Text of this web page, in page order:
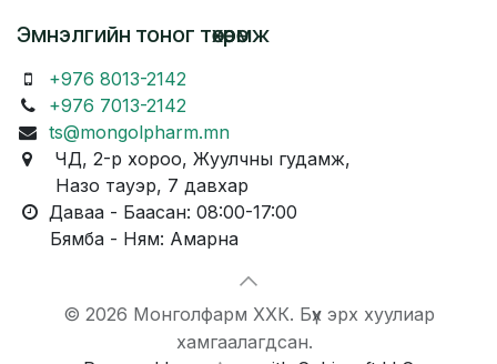
Эмнэлгийн тоног төхөөрөмж
+976 8013-2142
+976 7013-2142
ts@mongolpharm.mn
ЧД, 2-р хороо, Жуулчны гудамж,
Назо тауэр, 7 давхар
Даваа - Баасан: 08:00-17:00
Бямба - Ням: Амарна
© 2026 Монголфарм ХХК. Бүх эрх хуулиар
хамгаалагдсан.